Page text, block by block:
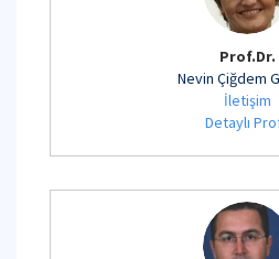
Prof.Dr.
Nevin Çiğdem
İletişim
Detaylı